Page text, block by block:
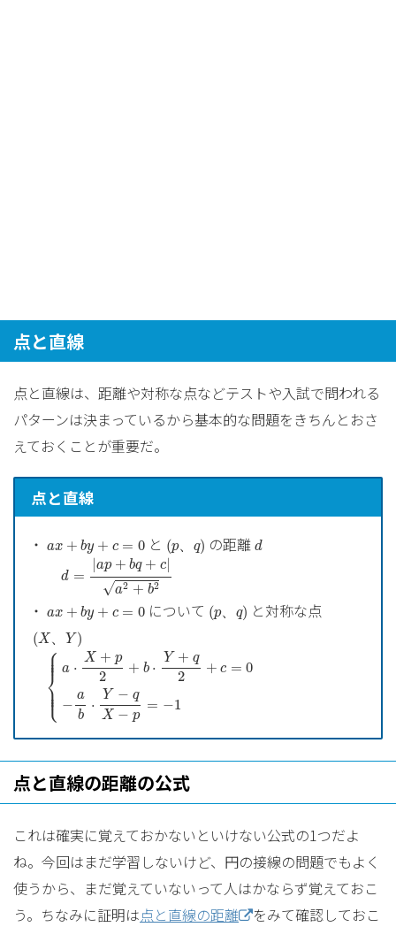
点と直線
点と直線は、距離や対称な点などテストや入試で問われる
パターンは決まっているから基本的な問題をきちんとおさ
えておくことが重要だ。
点と直線
・ ax + by + c = 0
ax+by+c=0 と (p、 q)
(p 、q)
の距離 d
d
d =
ap + bq + c|
√a2 + b2
d =|ap+bq+ c|a2+ b2
・ ax + by + c = 0
ax+by+c=0 について (p、 q)
(p 、q )
と対称な点
(X 、Y )
(X、Y)
⎧
⎪
⎪
⎪
⎨
⎪
⎪
⎪
⎩
a ⋅
X + p
2
+ b ⋅
Y + q
2
+ c = 0
−
a
b
⋅
Y − q
X − p
= −1
{a X + p2+b 2+c=0
点と直線の距離の公式
これは確実に覚えておかないといけない公式の1つだよ
ね。今回はまだ学習しないけど、円の接線の問題でもよく
使うから、まだ覚えていないって人はかならず覚えておこ
う。ちなみに証明は点と直線の距離
をみて確認しておこ